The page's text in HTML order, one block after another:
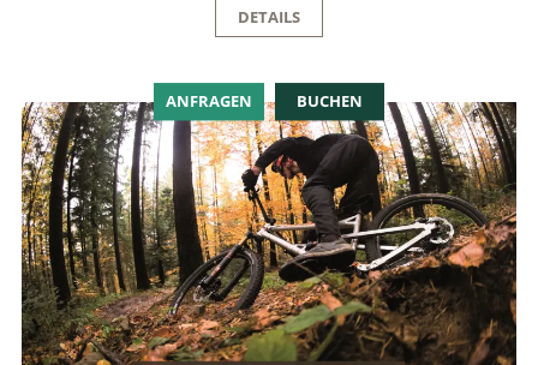
DETAILS
ANFRAGEN BUCHEN